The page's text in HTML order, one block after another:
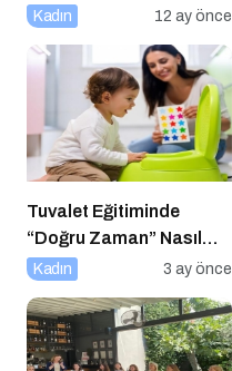
Romance’ Nostaljiyle
Zarafeti Tırnaklara
Taşıyor!
Kadın 12 ay önce
Tuvalet Eğitiminde
“Doğru Zaman” Nasıl
Anlaşılır?
Kadın 3 ay önce